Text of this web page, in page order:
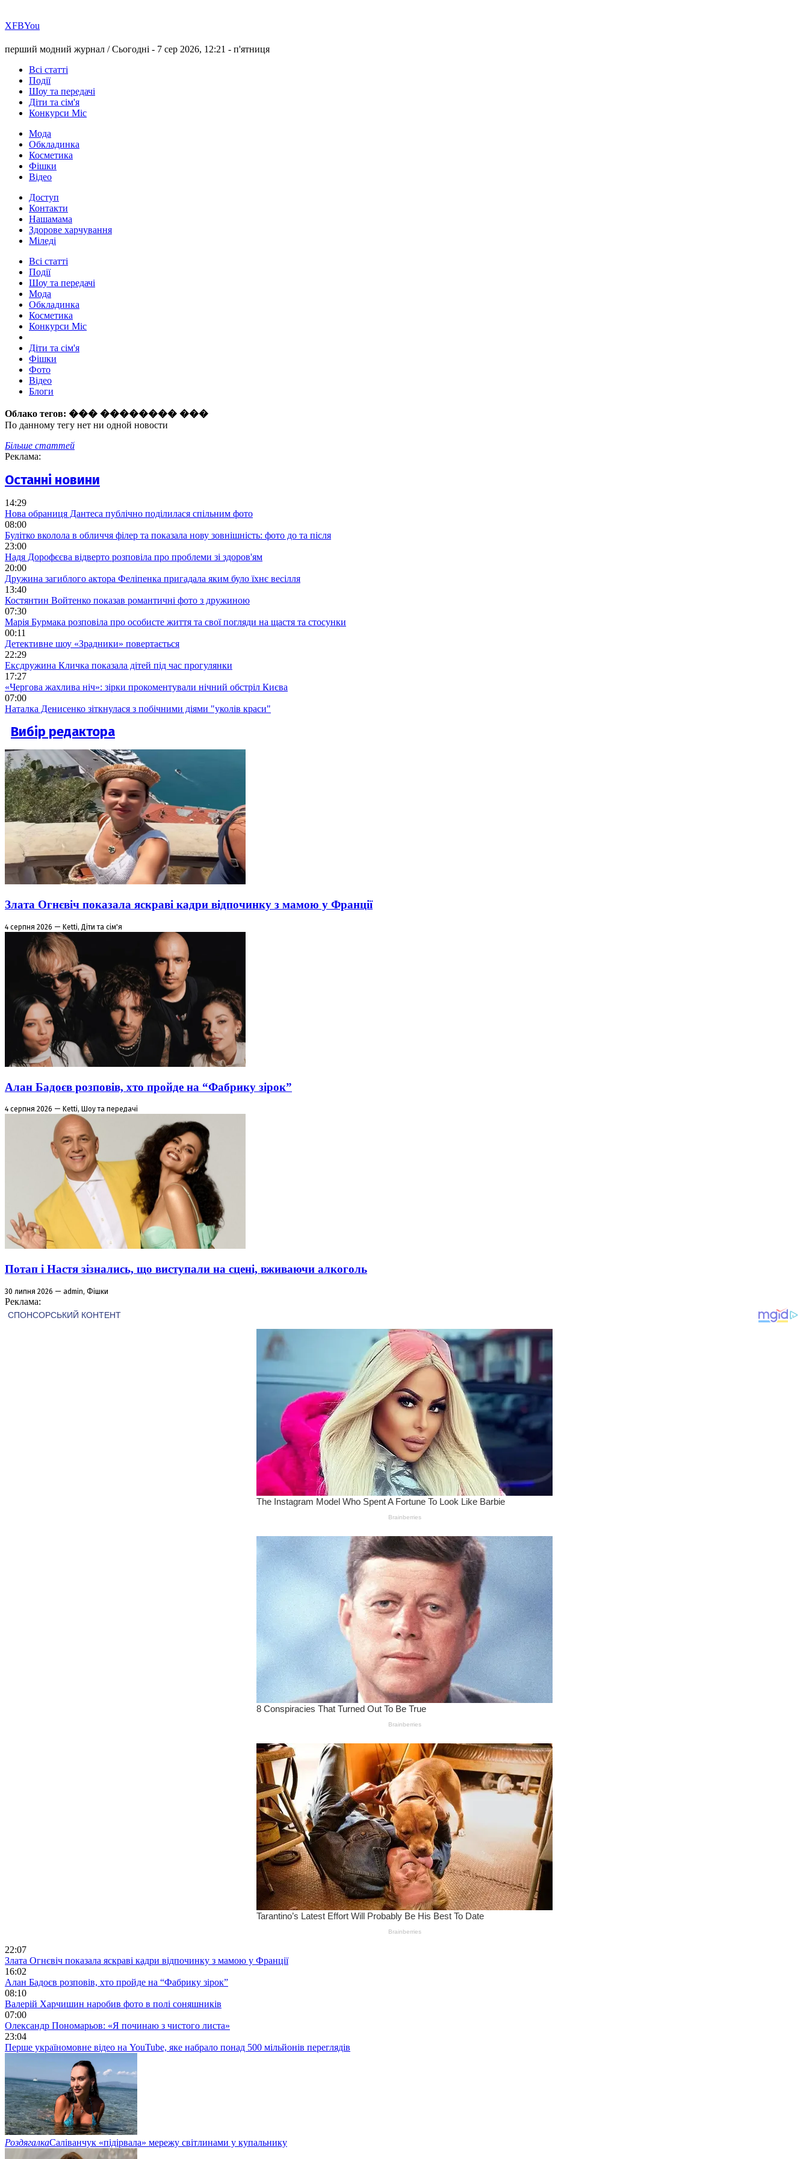
ХFBYou
перший модний журнал /Сьогодні - 7 сер 2026, 12:21 - п'ятниця
Всі статті
Події
Шоу та передачі
Діти та сім'я
Конкурси Міс
Мода
Обкладинка
Косметика
Фішки
Відео
Доступ
Контакти
Нашамама
Здорове харчування
Міледі
Всі статті
Події
Шоу та передачі
Мода
Обкладинка
Косметика
Конкурси Міс
Діти та сім'я
Фішки
Фото
Відео
Блоги
Облако тегов: ��� �������� ���
По данному тегу нет ни одной новости
Більше статтей
Реклама:
Останні новини
14:29
Нова обраниця Дантеса публічно поділилася спільним фото
08:00
Булітко вколола в обличчя філер та показала нову зовнішність: фото до та після
23:00
Надя Дорофєєва відверто розповіла про проблеми зі здоров'ям
20:00
Дружина загиблого актора Феліпенка пригадала яким було їхнє весілля
13:40
Костянтин Войтенко показав романтичні фото з дружиною
07:30
Марія Бурмака розповіла про особисте життя та свої погляди на щастя та стосунки
00:11
Детективне шоу «Зрадники» повертається
22:29
Ексдружина Кличка показала дітей під час прогулянки
17:27
«Чергова жахлива ніч»: зірки прокоментували нічний обстріл Києва
07:00
Наталка Денисенко зіткнулася з побічними діями "уколів краси"
Вибір редактора
Злата Огнєвіч показала яскраві кадри відпочинку з мамою у Франції
4 серпня 2026 — Ketti, Діти та сім'я
Алан Бадоєв розповів, хто пройде на “Фабрику зірок”
4 серпня 2026 — Ketti, Шоу та передачі
Потап і Настя зізнались, що виступали на сцені, вживаючи алкоголь
30 липня 2026 — admin, Фішки
Реклама:
22:07
Злата Огнєвіч показала яскраві кадри відпочинку з мамою у Франції
16:02
Алан Бадоєв розповів, хто пройде на “Фабрику зірок”
08:10
Валерій Харчишин наробив фото в полі соняшників
07:00
Олександр Пономарьов: «Я починаю з чистого листа»
23:04
Перше україномовне відео на YouTube, яке набрало понад 500 мільйонів переглядів
РоздягалкаСаліванчук «підірвала» мережу світлинами у купальнику